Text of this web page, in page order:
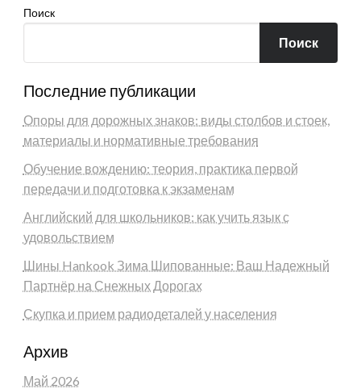
Поиск
Поиск
Последние публикации
Опоры для дорожных знаков: виды столбов и стоек,
материалы и нормативные требования
Обучение вождению: теория, практика первой
передачи и подготовка к экзаменам
Английский для школьников: как учить язык с
удовольствием
Шины Hankook Зима Шипованные: Ваш Надежный
Партнёр на Снежных Дорогах
Скупка и прием радиодеталей у населения
Архив
Май 2026